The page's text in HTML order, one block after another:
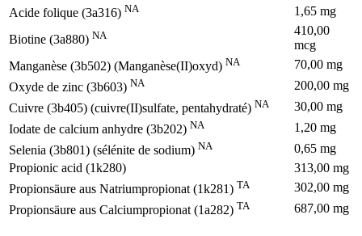
Acide folique (3a316) NA 1,65 mg
Biotine (3a880) NA
410,00
mcg
Manganèse (3b502) (Manganèse(II)oxyd) NA
70,00 mg
Oxyde de zinc (3b603) NA
200,00 mg
Cuivre (3b405) (cuivre(II)sulfate, pentahydraté) NA
30,00 mg
Iodate de calcium anhydre (3b202) NA
1,20 mg
Selenia (3b801) (sélénite de sodium) NA
0,65 mg
Propionic acid (1k280)
313,00 mg
Propionsäure aus Natriumpropionat (1k281) TA
302,00 mg
Propionsäure aus Calciumpropionat (1a282) TA 687,00 mg